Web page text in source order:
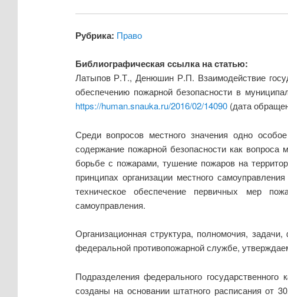
Рубрика: Право
Библиографическая ссылка на статью:
Латыпов Р.Т., Денюшин Р.П. Взаимодействие
обеспечению пожарной безопасности в
https://human.snauka.ru/2016/02/14090(дата
Среди вопросов местного значения одно
содержание пожарной безопасности как вопроса
борьбе с пожарами, тушение пожаров на
принципах организации местного
техническое обеспечение первичных мер
самоуправления.
Организационная структура, полномочия,
федеральной противопожарной службе,
Подразделения федерального
созданы на основании штатного расписания от